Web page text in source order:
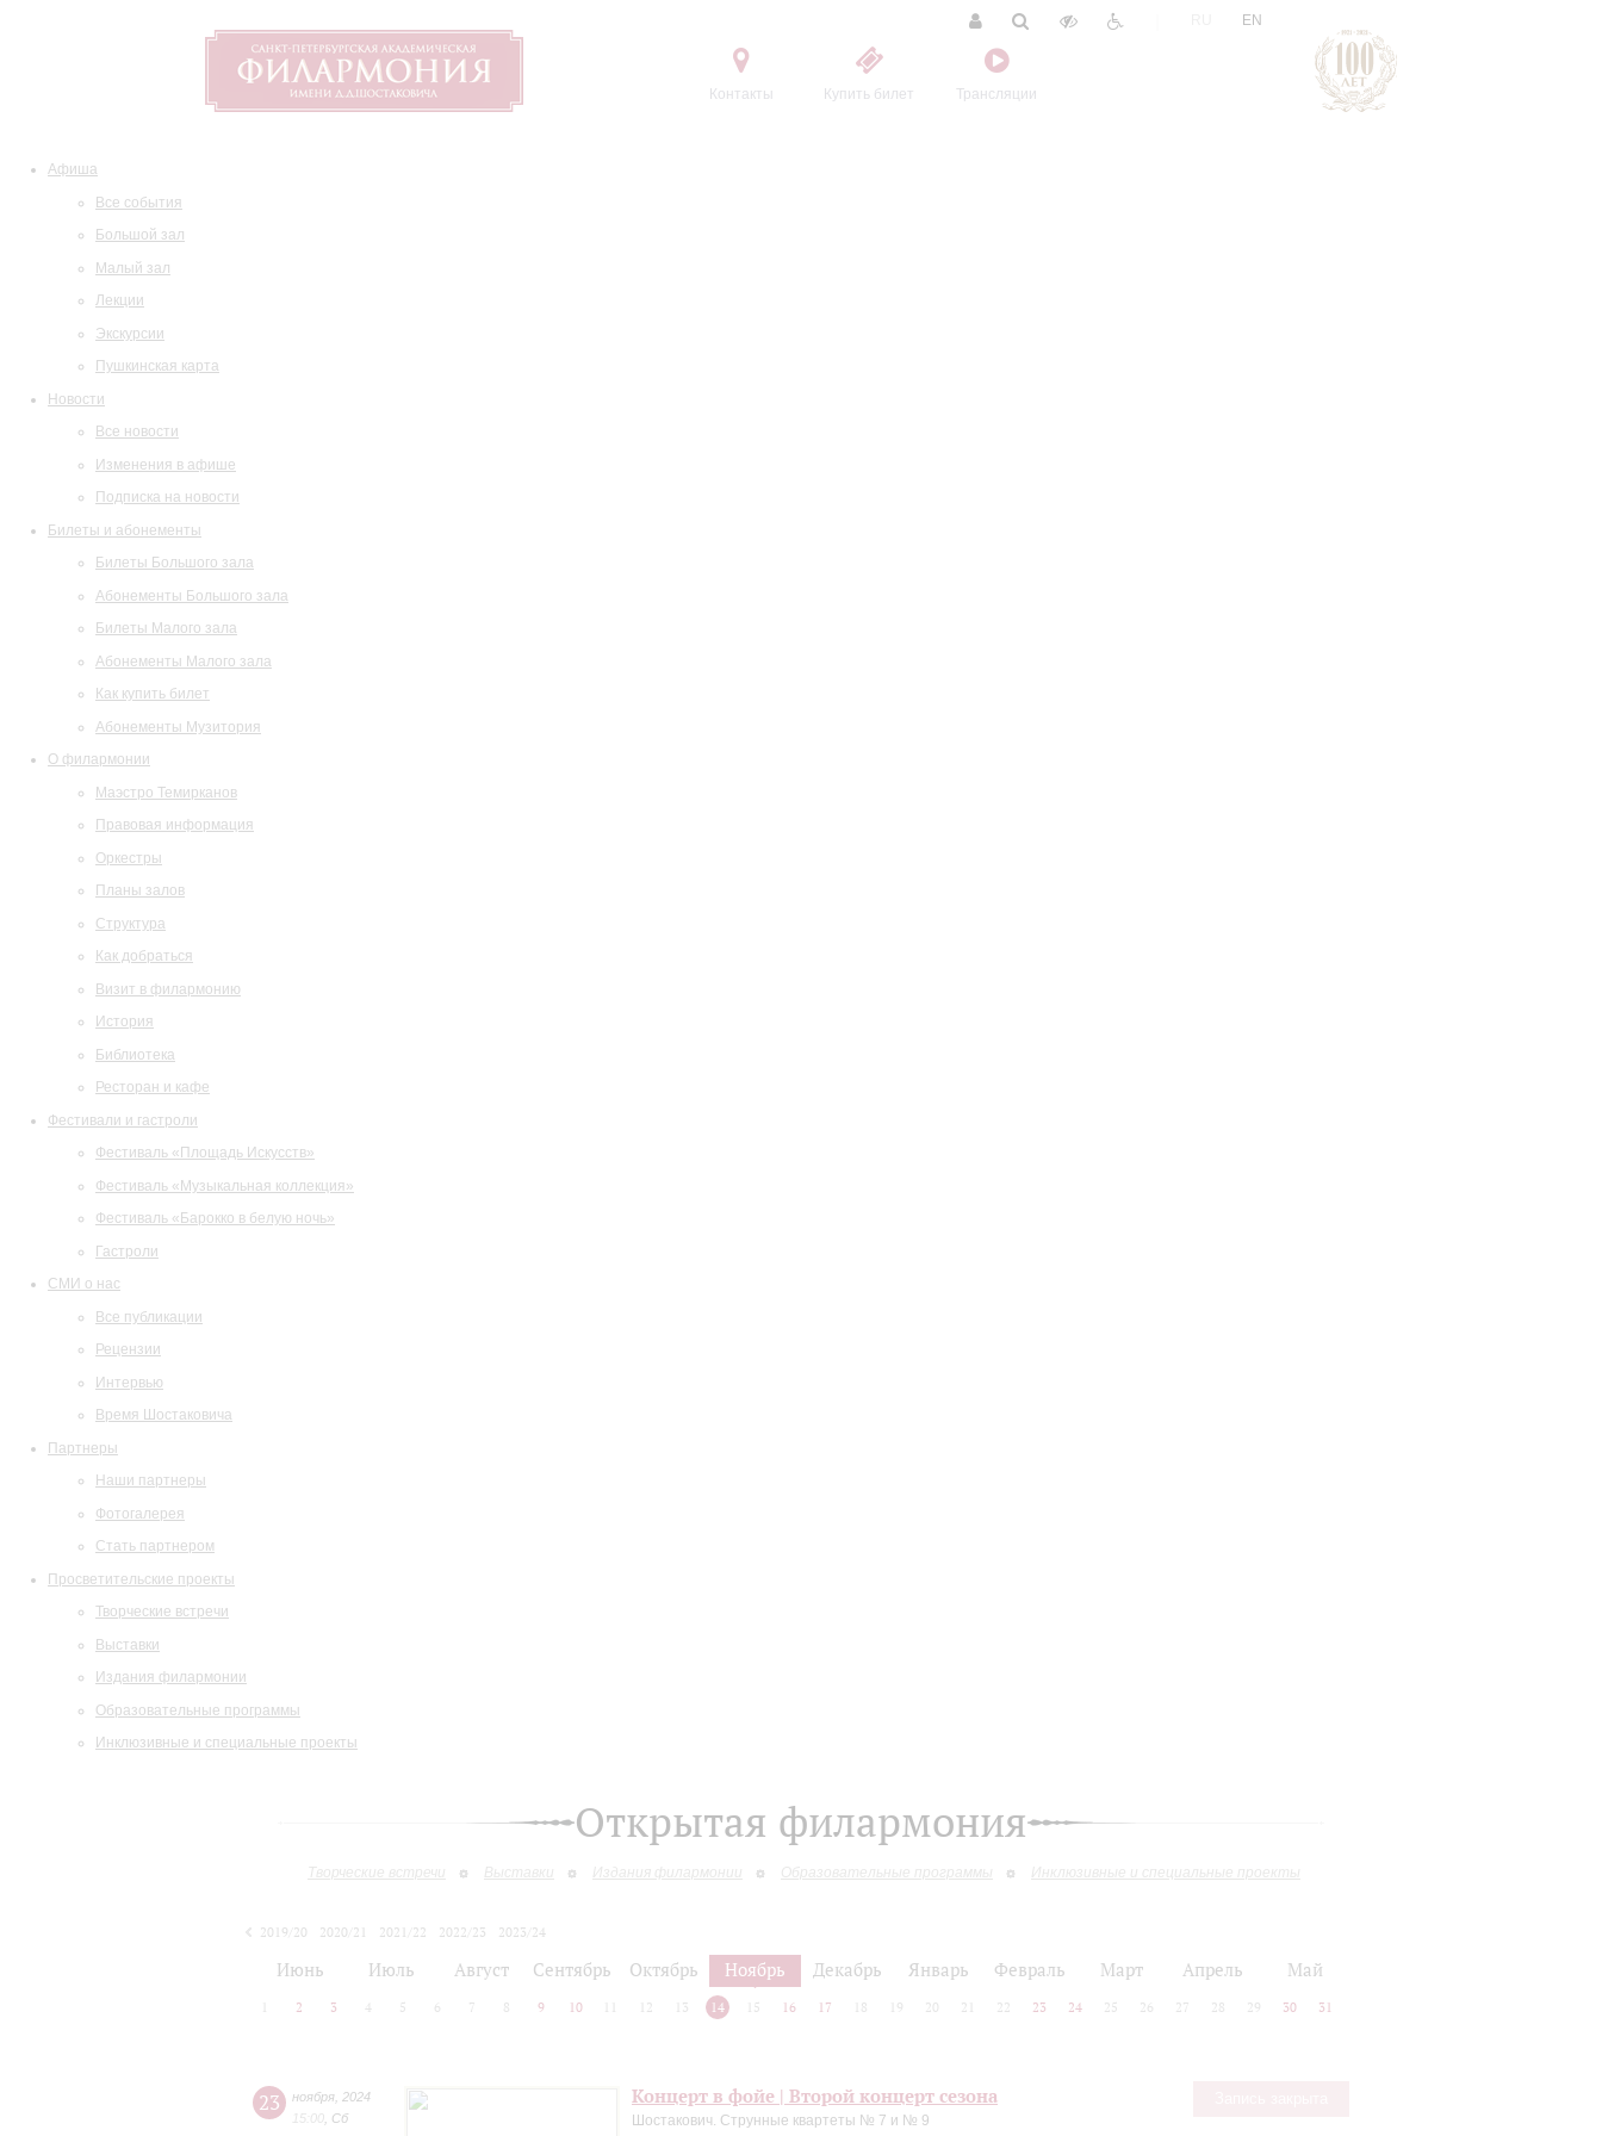
Контакты Купить билет Трансляции
EN
Афиша
Все события
Большой зал
Малый зал
Лекции
Экскурсии
Пушкинская карта
Новости
Все новости
Изменения в афише
Подписка на новости
Билеты и абонементы
Билеты Большого зала
Абонементы Большого зала
Билеты Малого зала
Абонементы Малого зала
Как купить билет
Абонементы Музитория
О филармонии
Маэстро Темирканов
Правовая информация
Оркестры
Планы залов
Структура
Как добраться
Визит в филармонию
История
Библиотека
Ресторан и кафе
Фестивали и гастроли
Фестиваль «Площадь Искусств»
Фестиваль «Музыкальная коллекция»
Фестиваль «Барокко в белую ночь»
Гастроли
СМИ о нас
Все публикации
Рецензии
Интервью
Время Шостаковича
Партнеры
Наши партнеры
Фотогалерея
Стать партнером
Просветительские проекты
Творческие встречи
Выставки
Издания филармонии
Образовательные программы
Инклюзивные и специальные проекты
Открытая филармония
Творческие встречи Выставки Издания филармонии Образовательные программы Инклюзивные и специальные проекты
2019/20 2020/21 2021/22 2022/23
2023/24
Июнь Июль Август Сентябрь Октябрь Ноябрь Декабрь Январь Февраль Март Апрель Май
2 3 4 5 6 7 8 9 10 12 13 14 15 16 17 18 19 20 21 22 23 24 25 26 27 28 29 30 31
23 ноября 2024
15:00 Сб
Концерт в фойе | Второй концерт сезона
Шостакович. Струнные квартеты № 7 и № 9